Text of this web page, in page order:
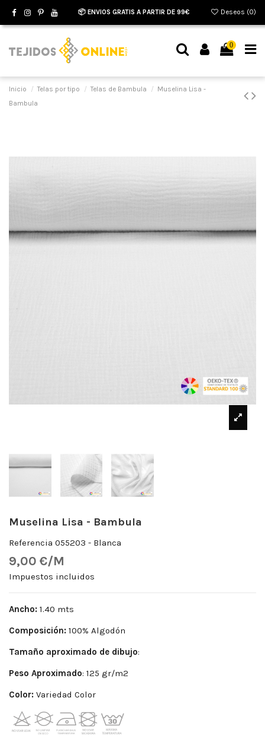
📦 ENVIOS GRATIS A PARTIR DE 99€ Deseos (0)
0
Inicio Telas por tipo Telas de Bambula
Muselina Lisa -
Bambula
Muselina Lisa - Bambula
Referencia 055203 - Blanca
9,00 €/M
Impuestos incluidos
Ancho: 1.40 mts
Composición: 100% Algodón
Tamaño aproximado de dibujo:
Peso Aproximado: 125 gr/m2
Color: Variedad Color